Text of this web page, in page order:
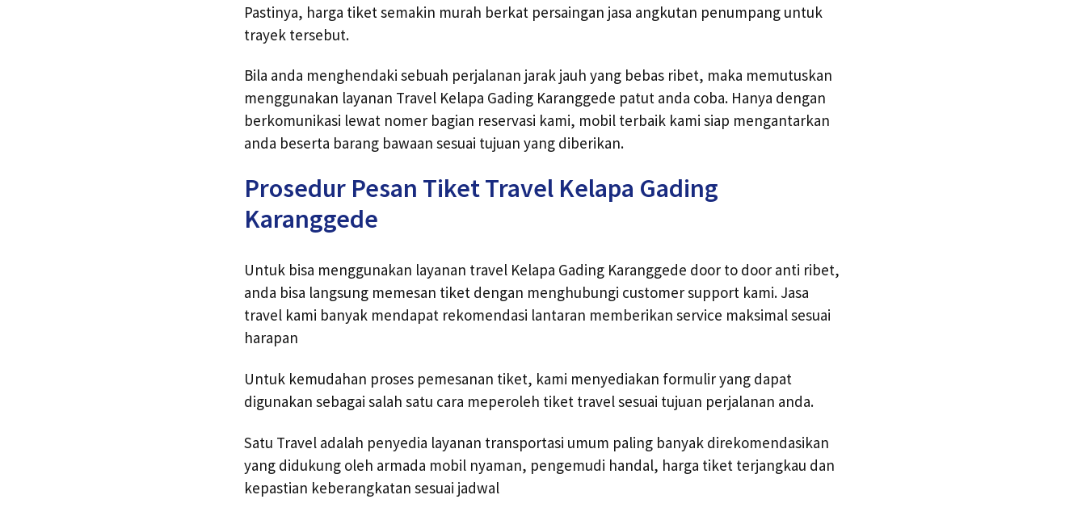
Pastinya, harga tiket semakin murah berkat persaingan jasa angkutan penumpang untuk
trayek tersebut.
Bila anda menghendaki sebuah perjalanan jarak jauh yang bebas ribet, maka memutuskan
menggunakan layanan Travel Kelapa Gading Karanggede patut anda coba. Hanya dengan
berkomunikasi lewat nomer bagian reservasi kami, mobil terbaik kami siap mengantarkan
anda beserta barang bawaan sesuai tujuan yang diberikan.
Prosedur Pesan Tiket Travel Kelapa Gading
Karanggede
Untuk bisa menggunakan layanan travel Kelapa Gading Karanggede door to door anti ribet,
anda bisa langsung memesan tiket dengan menghubungi customer support kami. Jasa
travel kami banyak mendapat rekomendasi lantaran memberikan service maksimal sesuai
harapan
Untuk kemudahan proses pemesanan tiket, kami menyediakan formulir yang dapat
digunakan sebagai salah satu cara meperoleh tiket travel sesuai tujuan perjalanan anda.
Satu Travel adalah penyedia layanan transportasi umum paling banyak direkomendasikan
yang didukung oleh armada mobil nyaman, pengemudi handal, harga tiket terjangkau dan
kepastian keberangkatan sesuai jadwal